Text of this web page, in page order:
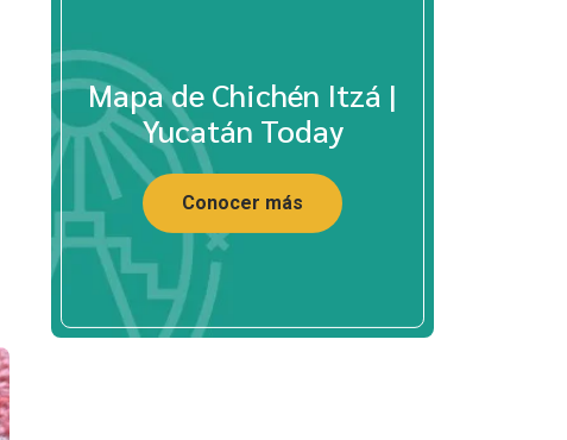
Mapa de Chichén Itzá |
Yucatán Today
Conocer más